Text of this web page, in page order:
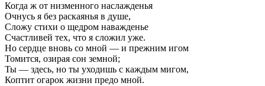
Когда ж от низменного наслажденья
Очнусь я без раскаянья в душе,
Сложу стихи о щедром наважденье
Счастливей тех, что я сложил уже.
Но сердце вновь со мной — и прежним игом
Томится, озирая сон земной;
Ты — здесь, но ты уходишь с каждым мигом,
Коптит огарок жизни предо мной.